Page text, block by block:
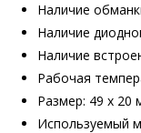
Наличие
Наличие
Наличие
Рабочая
Размер: 49 х 20
Используемый